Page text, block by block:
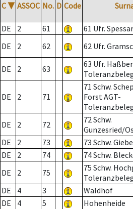
C ▼ ASSOC No. D Code
DE 2 61 61 Ufr.
DE
2 62 62 Ufr.
DE 2 63
63 Ufr.
DE 2 71
71 Schw.
Forst AGT-
DE 2 72
72 Schw.
Gunzesried/
DE
2 73 73 Schw.
DE
2 74 74 Schw.
DE
2 75
75 Schw.
DE
4 3 Waldhof
DE
4 5 Hohenheide